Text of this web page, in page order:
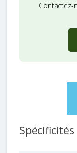
Contactez-
Spécificités